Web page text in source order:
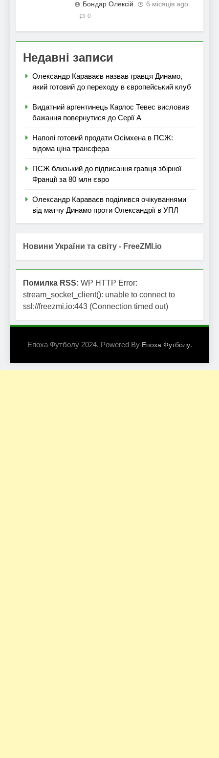
Бондар Олексій 6 місяців ago
0
Недавні записи
Олександр Караваєв назвав гравця Динамо,
який готовий до переходу в європейський клуб
Видатний аргентинець Карлос Тевес висловив
бажання повернутися до Серії А
Наполі готовий продати Осімхена в ПСЖ:
відома ціна трансфера
ПСЖ близький до підписання гравця збірної
Франції за 80 млн євро
Олександр Караваєв поділився очікуваннями
від матчу Динамо проти Олександрії в УПЛ
Новини України та світу - FreeZMI.io
Помилка RSS: WP HTTP Error:
stream_socket_client(): unable to connect to
ssl://freezmi.io:443 (Connection timed out)
Епоха Футболу 2024. Powered By Епоха Футболу.